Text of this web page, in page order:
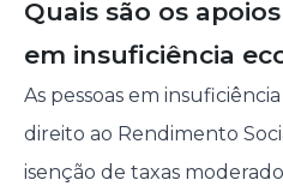
Quais são os
em insuficiência
As pessoas em
direito ao Rendimento
isenção de taxas